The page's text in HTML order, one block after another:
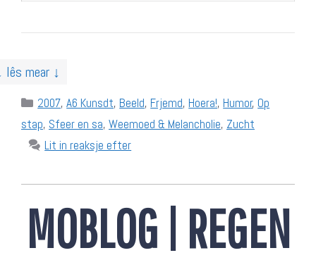
lês mear ↓
Categories
2007,A6 Kunsdt, Beeld, Frjemd, Hoera!, Humor, Op
stap, Sfeer en sa, Weemoed & Melancholie, Zucht
Lit in reaksje efter
MOBLOG | REGEN